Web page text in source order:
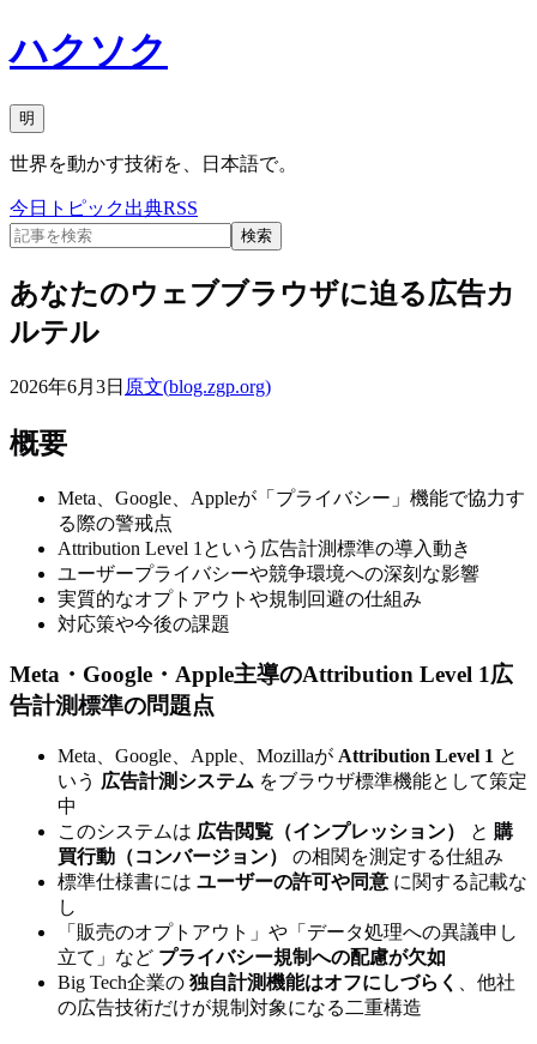
ハクソク
明
世界を動かす技術を、日本語で。
今日 トピック出典RSS
検索
あなたのウェブブラウザに迫る広告カ
ルテル
2026年6月3日 原文(blog.zgp.org)
概要
Meta、Google、Appleが「プライバシー」機能で協力す
る際の警戒点
Attribution Level 1という広告計測標準の導入動き
ユーザープライバシーや競争環境への深刻な影響
実質的なオプトアウトや規制回避の仕組み
対応策や今後の課題
Meta・Google・Apple主導のAttribution Level 1広
告計測標準の問題点
Meta、Google、Apple、Mozillaが Attribution Level 1 と
いう 広告計測システム をブラウザ標準機能として策定
中
このシステムは 広告閲覧（インプレッション） と 購
買行動（コンバージョン）
の相関を測定する仕組み
標準仕様書には ユーザーの許可や同意 に関する記載な
し
「販売のオプトアウト」や「データ処理への異議申し
立て」など プライバシー規制への配慮が欠如
Big Tech企業の 独自計測機能はオフにしづらく
、他社
の広告技術だけが規制対象になる二重構造